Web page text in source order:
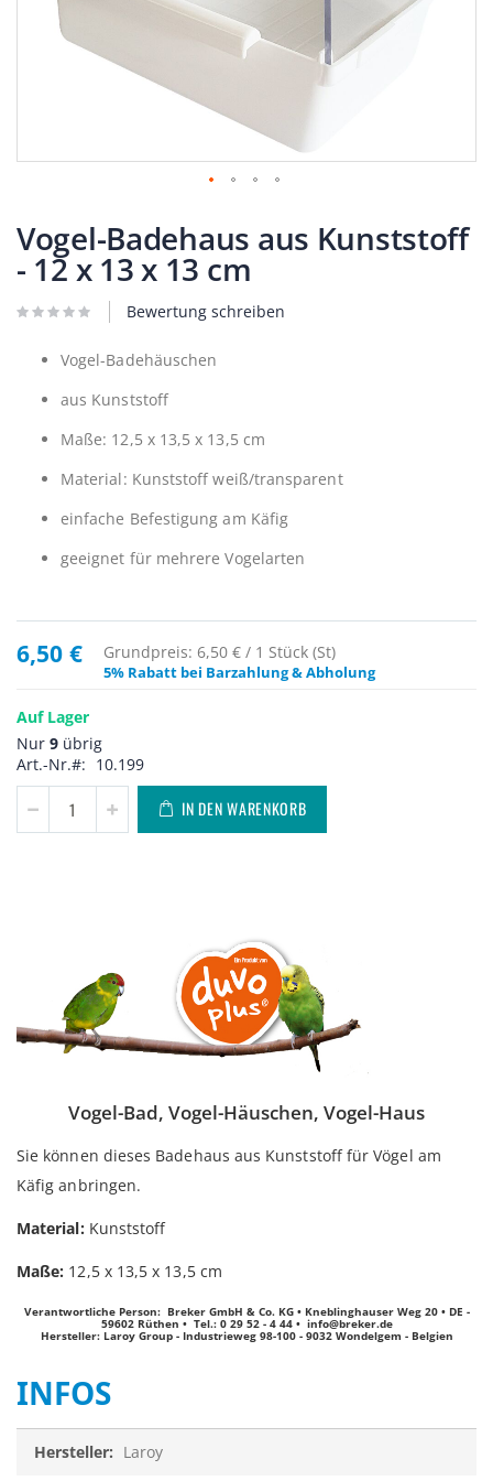
Anfang
der
Bildergalerie
springen
Vogel-Badehaus aus Kunststoff
- 12 x 13 x 13 cm
Bewertung schreiben
Vogel-Badehäuschen
aus Kunststoff
Maße: 12,5 x 13,5 x 13,5 cm
Material: Kunststoff weiß/transparent
einfache Befestigung am Käfig
geeignet für mehrere Vogelarten
6,50 € Grundpreis: 6,50 € / 1 Stück (St)
5% Rabatt bei Barzahlung & Abholung
Auf Lager
Nur 9 übrig
Art.-Nr.
10.199
IN DEN WARENKORB
Vogel-Bad, Vogel-Häuschen, Vogel-Haus
Sie können dieses Badehaus aus Kunststoff für Vögel am
Käfig anbringen.
Material: Kunststoff
Maße: 12,5 x 13,5 x 13,5 cm
Verantwortliche Person: Breker GmbH & Co. KG • Kneblinghauser Weg 20 • DE -
59602 Rüthen • Tel.: 0 29 52 - 4 44 • info@breker.de
Hersteller: Laroy Group - Industrieweg 98-100 - 9032 Wondelgem - Belgien
INFOS
Laroy